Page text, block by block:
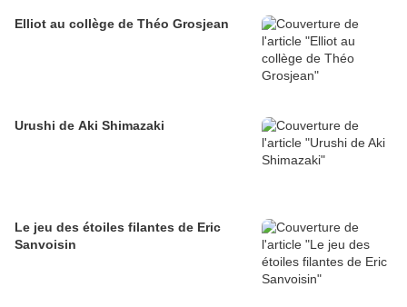
Elliot au collège de Théo Grosjean
Urushi de Aki Shimazaki
Le jeu des étoiles filantes de Eric
Sanvoisin